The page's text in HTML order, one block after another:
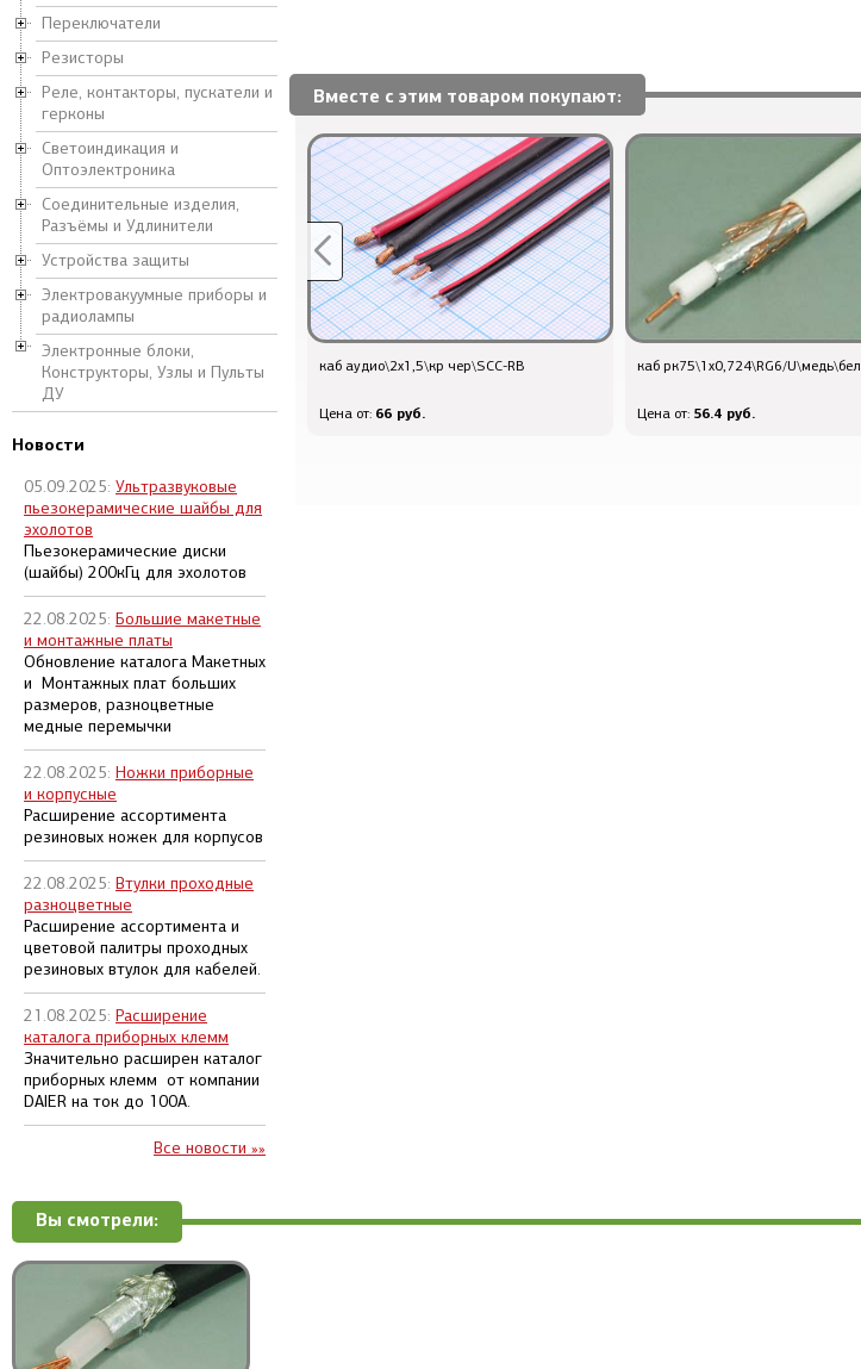
Переключатели
Резисторы
Реле, контакторы, пускатели и
герконы
Светоиндикация и
Оптоэлектроника
Соединительные изделия,
Разъёмы и Удлинители
Устройства защиты
Электровакуумные приборы и
радиолампы
Электронные блоки,
Конструкторы, Узлы и Пульты
ДУ
Новости
05.09.2025: Ультразвуковые
пьезокерамические шайбы для
эхолотов
Пьезокерамические диски
(шайбы) 200кГц для эхолотов
22.08.2025: Большие макетные
и монтажные платы
Обновление каталога Макетных
и Монтажных плат больших
размеров, разноцветные
медные перемычки
22.08.2025: Ножки приборные
и корпусные
Расширение ассортимента
резиновых ножек для корпусов
22.08.2025: Втулки проходные
разноцветные
Расширение ассортимента и
цветовой палитры проходных
резиновых втулок для кабелей.
21.08.2025: Расширение
каталога приборных клемм
Значительно расширен каталог
приборных клемм от компании
DAIER на ток до 100А.
Все новости »»
Вместе с этим товаром покупают:
каб рк50\1x0,813\RG58\\чер\
Цена от:87.6 руб.
каб аудио\2x1,5\кр чер\SCC-RB
Цена от: 66 руб.
каб рк75\1x0,724\RG6/U\медь\бел
Цена от: 56.4 руб.
Вы смотрели: